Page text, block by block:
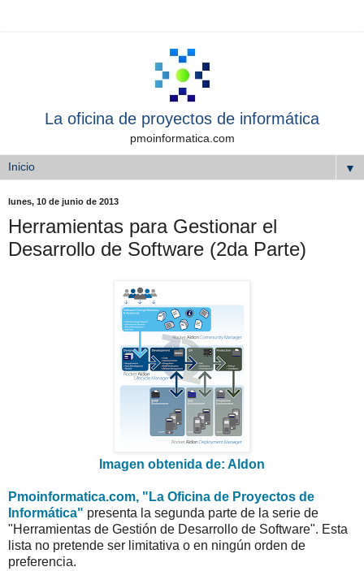
La oficina de proyectos de informática
pmoinformatica.com
▼
lunes, 10 de junio de 2013
Herramientas para Gestionar el
Desarrollo de Software (2da Parte)
Imagen obtenida de: Aldon
Pmoinformatica.com, "La Oficina de Proyectos de
Informática" presenta la segunda parte de la serie de
"Herramientas de Gestión de Desarrollo de Software". Esta
lista no pretende ser limitativa o en ningún orden de
preferencia.